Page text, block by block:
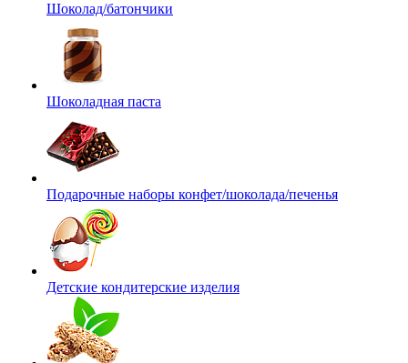
Шоколад/батончики
Шоколадная паста
Подарочные наборы конфет/шоколада/печенья
Детские кондитерские изделия